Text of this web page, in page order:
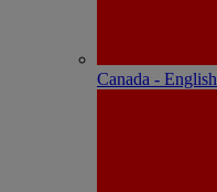
Canada - English